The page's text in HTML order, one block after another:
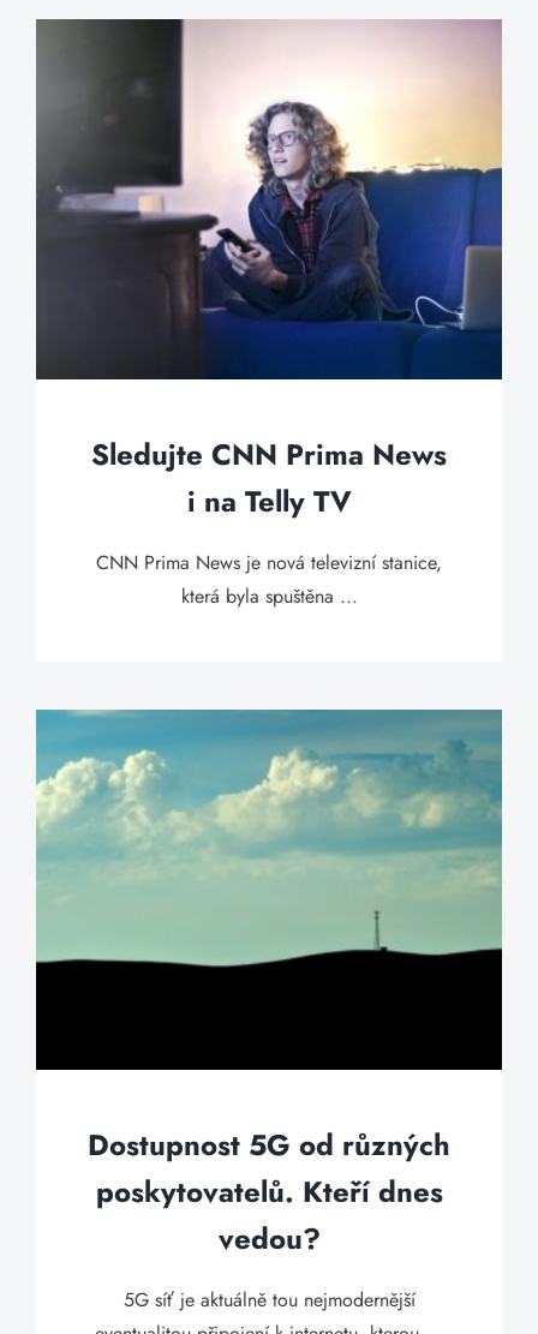
Sledujte CNN Prima News
i na Telly TV
CNN Prima News je nová televizní stanice,
která byla spuštěna ...
Dostupnost 5G od různých
poskytovatelů. Kteří dnes
vedou?
5G síť je aktuálně tou nejmodernější